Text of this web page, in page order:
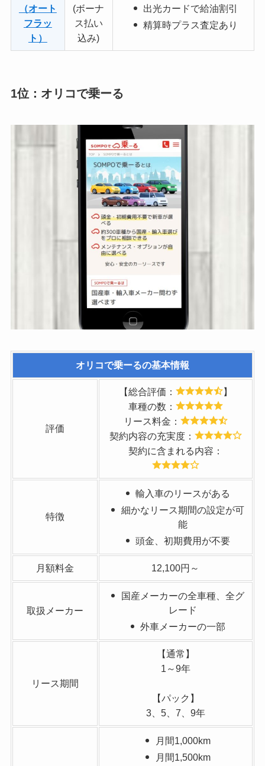
（オート
フラッ
ト）
(ボーナ
ス払い
込み)
出光カードで給油割引
精算時プラス査定あり
1位：オリコで乗ーる
オリコで乗ーるの基本情報
評価
【総合評価：
】
車種の数：
リース料金：
契約内容の充実度：
契約に含まれる内容：
特徴
輸入車のリースがある
細かなリース期間の設定が可
能
頭金、初期費用が不要
月額料金 12,100円～
取扱メーカー
国産メーカーの全車種、全グ
レード
外車メーカーの一部
リース期間
【通常】
1～9年
【パック】
3、5、7、9年
月間1,000km
月間1,500km